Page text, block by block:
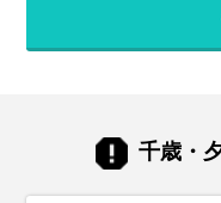
高の
内の
ッピ
迷っ
歳空
千歳・